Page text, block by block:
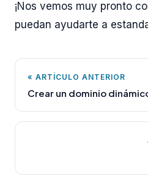
¡Nos vemos muy pronto
puedan ayudarte a
« ARTÍCULO ANTERIOR
Crear un dominio